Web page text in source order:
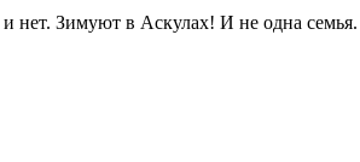
нет. Зимуют в Аскулах! И не одна семья.